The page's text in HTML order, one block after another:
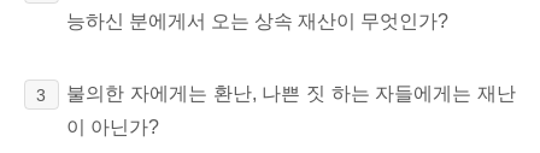
능하신 분에게서 오는 상속 재산이 무엇인가?
3
불의한 자에게는 환난, 나쁜 짓 하는 자들에게는 재난
이 아닌가?